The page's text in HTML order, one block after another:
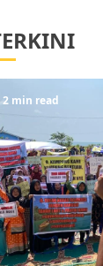
5
1
2 min read